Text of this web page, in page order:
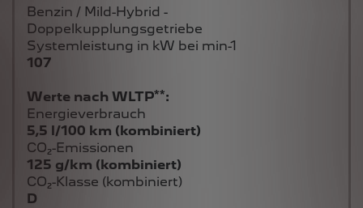
Benzin / Mild-Hybrid -
Doppelkupplungsgetriebe
Systemleistung in kW bei min-1
107
Werte nach WLTP**:
Energieverbrauch
5,5 l/100 km (kombiniert)
CO₂-Emissionen
125 g/km (kombiniert)
CO₂-Klasse (kombiniert)
D